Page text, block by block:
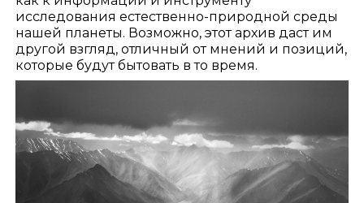
исследования естественно-природной среды
нашей планеты. Возможно, этот архив даст им
другой взгляд, отличный от мнений и позиций,
которые будут бытовать в то время.